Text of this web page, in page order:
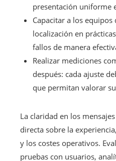
presentación uniforme
Capacitar a los
localización en
fallos de manera
Realizar mediciones
después: cada ajuste
que permitan valorar
La claridad en los
directa sobre la
y los costes operativos.
pruebas con usuarios,